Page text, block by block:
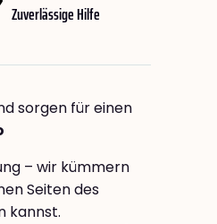
Zuverlässige Hilfe
sorgen für einen
– wir kümmern
Seiten des
kannst.